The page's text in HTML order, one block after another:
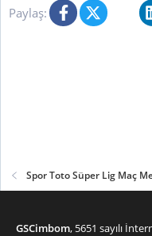
Paylaş: Facebook
X
Spor Toto Süper Lig Maç
GSCimbom, 5651 sayılı